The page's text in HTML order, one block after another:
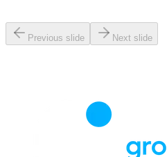
Previous slide Next slide